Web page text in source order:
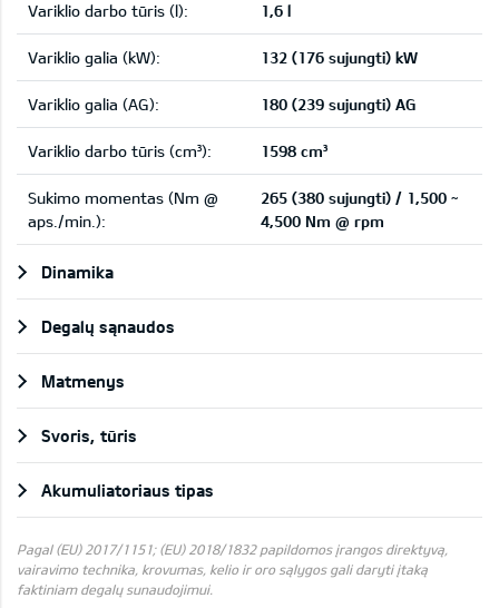
Variklio darbo tūris (l): 1,6 l
Variklio galia (kW): 132 (176 sujungti) kW
Variklio galia (AG): 180 (239 sujungti) AG
Variklio darbo tūris (cm³): 1598 cm³
Sukimo momentas (Nm @
aps./min.):
265 (380 sujungti) / 1,500 ~
4,500 Nm @ rpm
Dinamika
Degalų sąnaudos
Matmenys
Svoris, tūris
Akumuliatoriaus tipas
Pagal (EU) 2017/1151; (EU) 2018/1832 papildomos įrangos direktyvą,
vairavimo technika, krovumas, kelio ir oro sąlygos gali daryti įtaką
faktiniam degalų sunaudojimui.